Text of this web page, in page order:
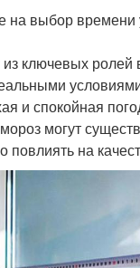
выбор времени
из ключевых ролей
и спокойная
могут
повлиять на